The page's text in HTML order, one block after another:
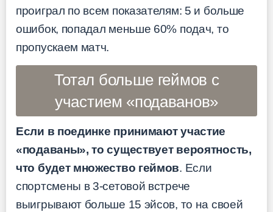
проиграл по всем показателям: 5 и больше
ошибок, попадал меньше 60% подач, то
пропускаем матч.
Тотал больше геймов с
участием «подаванов»
Если в поединке принимают участие
«подаваны», то существует вероятность,
что будет множество геймов. Если
спортсмены в 3-сетовой встрече
выигрывают больше 15 эйсов, то на своей